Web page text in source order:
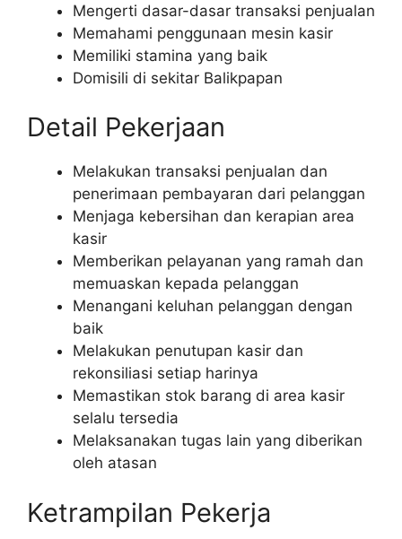
Mengerti dasar-dasar transaksi penjualan
Memahami penggunaan mesin kasir
Memiliki stamina yang baik
Domisili di sekitar Balikpapan
Detail Pekerjaan
Melakukan transaksi penjualan dan
penerimaan pembayaran dari pelanggan
Menjaga kebersihan dan kerapian area
kasir
Memberikan pelayanan yang ramah dan
memuaskan kepada pelanggan
Menangani keluhan pelanggan dengan
baik
Melakukan penutupan kasir dan
rekonsiliasi setiap harinya
Memastikan stok barang di area kasir
selalu tersedia
Melaksanakan tugas lain yang diberikan
oleh atasan
Ketrampilan Pekerja